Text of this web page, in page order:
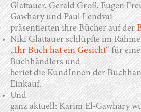
Glattauer, Gerald Groß, Eugen
Gawhary und Paul Lendvai
präsentierten ihre Bücher auf der
Niki Glattauer schlüpfte im
„Ihr Buch hat ein Gesicht“ für
Buchhändlers und
beriet die KundInnen der
Einkauf.
Und
ganz aktuell: Karim El-Gawhary